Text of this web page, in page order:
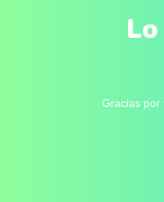
Gracias por